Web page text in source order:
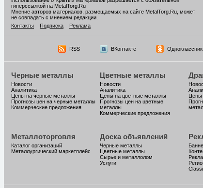
гиперссылкой на MetalTorg.Ru
Мнение авторов материалов, размещаемых на сайте MetalTorg.Ru, может
не совпадать с мнением редакции.
Контакты
Подписка Реклама
RSS ВКонтакте
Черные металлы
Новости
Аналитика
Цены на черные металлы
Прогнозы цен на черные металлы
Коммерческие предложения
Цветные металлы
Новости
Аналитика
Цены на цветные металлы
Прогнозы цен на цветные
металлы
Коммерческие предложения
Цены
Металлоторговля
Каталог организаций
Металлургический маркетплейс
Доска объявлений
Черные металлы
Цветные металлы
Сырье и металлолом
Услуги